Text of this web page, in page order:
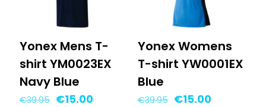
Yonex Mens T-
shirt YM0023EX
Navy Blue
€39.95 Oorspronkelijke
€15.00Huidige
Yonex Womens
T-shirt YW0001EX
Blue
€39.95 Oorspronkelijke
€15.00Huidige